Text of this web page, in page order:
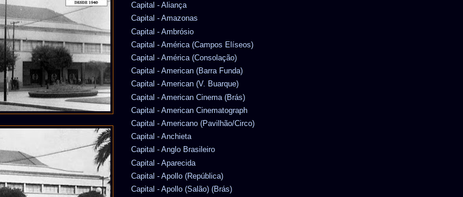
Capital - Aliança
Capital - Amazonas
Capital - Ambrósio
Capital - América (Campos Elíseos)
Capital - América (Consolação)
Capital - American (Barra Funda)
Capital - American (V. Buarque)
Capital - American Cinema (Brás)
Capital - American Cinematograph
Capital - Americano (Pavilhão/Circo)
Capital - Anchieta
Capital - Anglo Brasileiro
Capital - Aparecida
Capital - Apollo (República)
Capital - Apollo (Salão) (Brás)